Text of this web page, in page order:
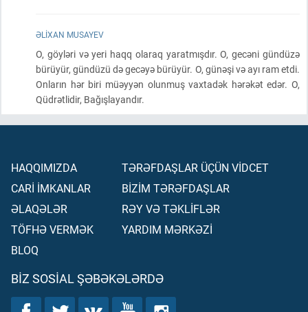
ƏLIXAN MUSAYEV
O, göyləri və yeri haqq olaraq yaratmışdır. O, gecəni gündüzə
bürüyür, gündüzü də gecəyə bürüyür. O, günəşi və ayı ram etdi.
Onların hər biri müəyyən olunmuş vaxtadək hərəkət edər. O,
Qüdrətlidir, Bağışlayandır.
HAQQIMIZDA
CARİ İMKANLAR
ƏLAQƏLƏR
TÖFHƏ VERMƏK
BLOQ
TƏRƏFDAŞLAR ÜÇÜN VİDCET
BİZİM TƏRƏFDAŞLAR
RƏY VƏ TƏKLİFLƏR
YARDIM MƏRKƏZİ
BIZ SOSIAL ŞƏBƏKƏLƏRDƏ